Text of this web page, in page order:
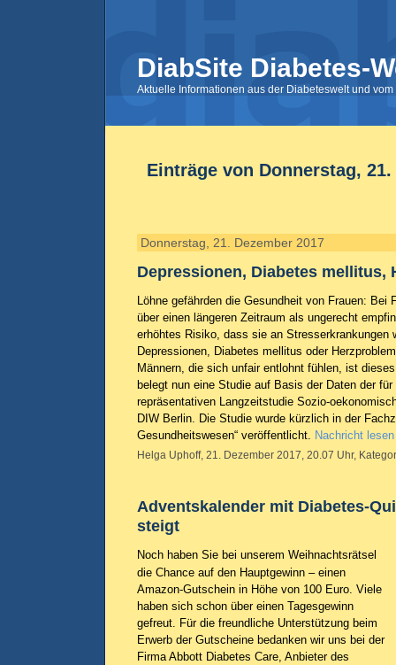
DiabSite Diabetes-
Aktuelle Informationen aus der Diabeteswelt und
Einträge von Donnerstag, 21.
Donnerstag, 21. Dezember 2017
Depressionen, Diabetes mellitus,
Löhne gefährden die Gesundheit von Frauen: Bei
über einen längeren Zeitraum als ungerecht
erhöhtes Risiko, dass sie an Stresserkrankungen
Depressionen, Diabetes mellitus oder
Männern, die sich unfair entlohnt fühlen, ist
belegt nun eine Studie auf Basis der Daten der
repräsentativen Langzeitstudie Sozio-
DIW Berlin. Die Studie wurde kürzlich in der
Gesundheitswesen“ veröffentlicht. Nachricht lesen
Helga Uphoff, 21. Dezember 2017, 20.07 Uhr,
Adventskalender mit Diabetes-
steigt
Noch haben Sie bei unserem Weihnachtsrätsel
die Chance auf den Hauptgewinn – einen
Amazon-Gutschein in Höhe von 100 Euro. Viele
haben sich schon über einen Tagesgewinn
gefreut. Für die freundliche Unterstützung beim
Erwerb der Gutscheine bedanken wir uns bei der
Firma Abbott Diabetes Care, Anbieter des